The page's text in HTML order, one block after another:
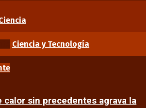
Ciencia y Tecnología
calor sin precedentes agrava la